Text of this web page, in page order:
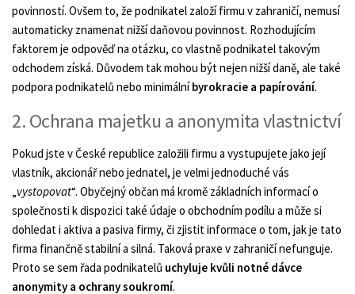
povinností. Ovšem to, že podnikatel založí firmu v zahraničí, nemusí
automaticky znamenat nižší daňovou povinnost. Rozhodujícím
faktorem je odpověď na otázku, co vlastně podnikatel takovým
odchodem získá. Důvodem tak mohou být nejen nižší daně, ale také
podpora podnikatelů nebo minimálníbyrokracie a papírování.
2. Ochrana majetku a anonymita vlastnictví
Pokud jste v České republice založili firmu a vystupujete jako její
vlastník, akcionář nebo jednatel, je velmi jednoduché vás
„vystopovat“. Obyčejný občan má kromě základních informací o
společnosti k dispozici také údaje o obchodním podílu a může si
dohledat i aktiva a pasiva firmy, či zjistit informace o tom, jak je tato
firma finančně stabilní a silná. Taková praxe v zahraničí nefunguje.
Proto se sem řada podnikatelů uchyluje kvůli notné dávce
anonymity a ochrany soukromí.